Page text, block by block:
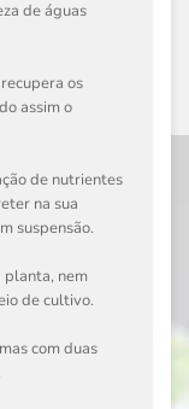
de águas
os
assim o
de nutrientes
na sua
suspensão.
nem
de cultivo.
com duas